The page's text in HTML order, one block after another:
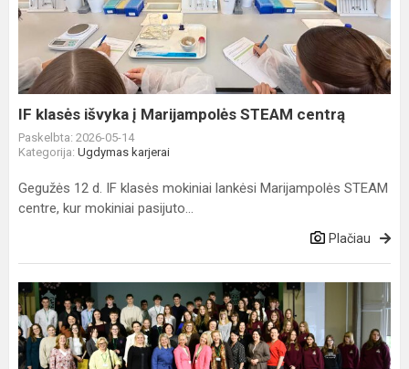
į
Marijampolės
STEAM
centrą
IF klasės išvyka į Marijampolės STEAM centrą
Paskelbta: 2026-05-14
Kategorija: Ugdymas karjerai
Gegužės 12 d. IF klasės mokiniai lankėsi Marijampolės STEAM
centre, kur mokiniai pasijuto...
Plačiau
„Meno
įkvĖpti
ar
/